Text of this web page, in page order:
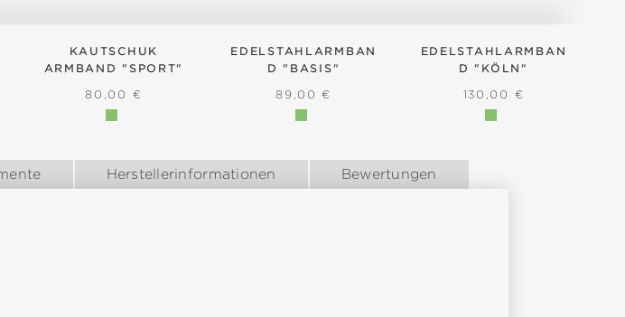
KAUTSCHUK
ARMBAND "SPORT"
REGULÄRER PREIS:
80,00 €
EDELSTAHLARMBAN
D "BASIS"
REGULÄRER PREIS:
89,00 €
EDELSTAHLARMBAN
D "KÖLN"
REGULÄRER PREIS:
130,00 €
Herstellerinformationen Bewertungen